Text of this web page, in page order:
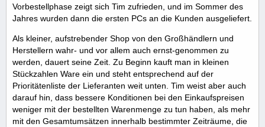
Vorbestellphase zeigt sich Tim zufrieden, und im Sommer des
Jahres wurden dann die ersten PCs an die Kunden ausgeliefert.
Als kleiner, aufstrebender Shop von den Großhändlern und
Herstellern wahr- und vor allem auch ernst-genommen zu
werden, dauert seine Zeit. Zu Beginn kauft man in kleinen
Stückzahlen Ware ein und steht entsprechend auf der
Prioritätenliste der Lieferanten weit unten. Tim weist aber auch
darauf hin, dass bessere Konditionen bei den Einkaufspreisen
weniger mit der bestellten Warenmenge zu tun haben, als mehr
mit den Gesamtumsätzen innerhalb bestimmter Zeiträume, die